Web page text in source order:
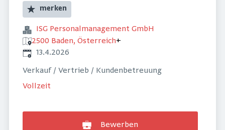
merken
ISG Personalmanagement GmbH
2500 Baden, Österreich+
Veröffentlicht
13.4.2026
Verkauf / Vertrieb / Kundenbetreuung
Vollzeit
Bewerben